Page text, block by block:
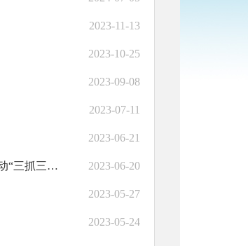
2023-11-13
2023-10-25
2023-09-08
2023-07-11
2023-06-21
【“三抓三促”行动进行时】和政县人饮管理总站多措并举做实“水文章”，推动“三抓三促”行动走深走实 2023-06-20
2023-05-27
2023-05-24